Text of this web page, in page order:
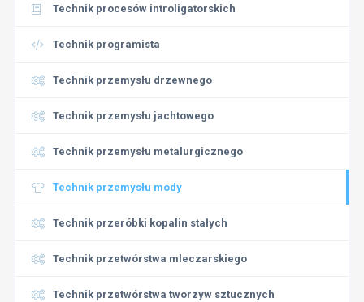
Technik procesów introligatorskich
Technik programista
Technik przemysłu drzewnego
Technik przemysłu jachtowego
Technik przemysłu metalurgicznego
Technik przemysłu mody
Technik przeróbki kopalin stałych
Technik przetwórstwa mleczarskiego
Technik przetwórstwa tworzyw sztucznych